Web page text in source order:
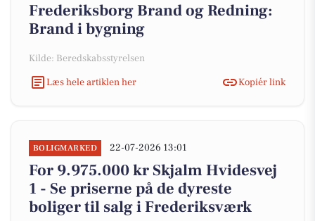
Frederiksborg Brand og Redning:
Brand i bygning
Kilde: Beredskabsstyrelsen
Læs hele artiklen her
Kopiér link
BOLIGMARKED 22-07-2026 13:01
For 9.975.000 kr Skjalm Hvidesvej
1 - Se priserne på de dyreste
boliger til salg i Frederiksværk